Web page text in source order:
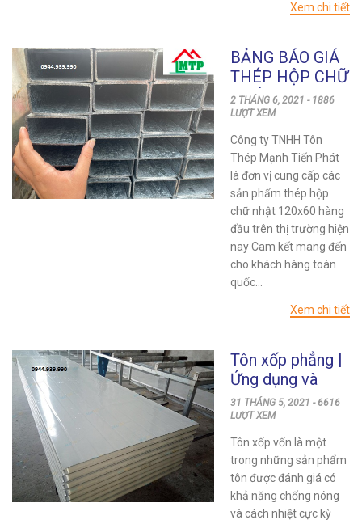
Xem chi tiết
BẢNG BÁO GIÁ
THÉP HỘP CHỮ
NHẬT 120×60
GIÁ TỐT NHẤT
2 THÁNG 6, 2021 - 1886
LƯỢT XEM
Công ty TNHH Tôn
Thép Mạnh Tiến Phát
là đơn vị cung cấp các
sản phẩm thép hộp
chữ nhật 120x60 hàng
đầu trên thị trường hiện
nay Cam kết mang đến
cho khách hàng toàn
quốc...
Xem chi tiết
Tôn xốp phẳng |
Ứng dụng và
bảng báo giá chi
tiết hôm nay
31 THÁNG 5, 2021 - 6616
LƯỢT XEM
Tôn xốp vốn là một
trong những sản phẩm
tôn được đánh giá có
khả năng chống nóng
và cách nhiệt cực kỳ